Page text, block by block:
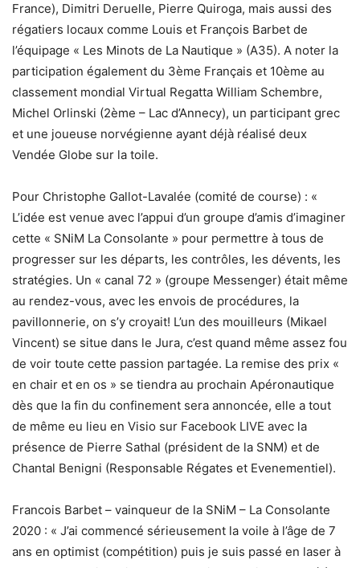
France), Dimitri Deruelle, Pierre Quiroga, mais aussi des
régatiers locaux comme Louis et François Barbet de
l’équipage « Les Minots de La Nautique » (A35). A noter la
participation également du 3ème Français et 10ème au
classement mondial Virtual Regatta William Schembre,
Michel Orlinski (2ème – Lac d’Annecy), un participant grec
et une joueuse norvégienne ayant déjà réalisé deux
Vendée Globe sur la toile.
Pour Christophe Gallot-Lavalée (comité de course) : «
L’idée est venue avec l’appui d’un groupe d’amis d’imaginer
cette « SNiM La Consolante » pour permettre à tous de
progresser sur les départs, les contrôles, les dévents, les
stratégies. Un « canal 72 » (groupe Messenger) était même
au rendez-vous, avec les envois de procédures, la
pavillonnerie, on s’y croyait! L’un des mouilleurs (Mikael
Vincent) se situe dans le Jura, c’est quand même assez fou
de voir toute cette passion partagée. La remise des prix «
en chair et en os » se tiendra au prochain Apéronautique
dès que la fin du confinement sera annoncée, elle a tout
de même eu lieu en Visio sur Facebook LIVE avec la
présence de Pierre Sathal (président de la SNM) et de
Chantal Benigni (Responsable Régates et Evenementiel).
Francois Barbet – vainqueur de la SNiM – La Consolante
2020 : « J’ai commencé sérieusement la voile à l’âge de 7
ans en optimist (compétition) puis je suis passé en laser à